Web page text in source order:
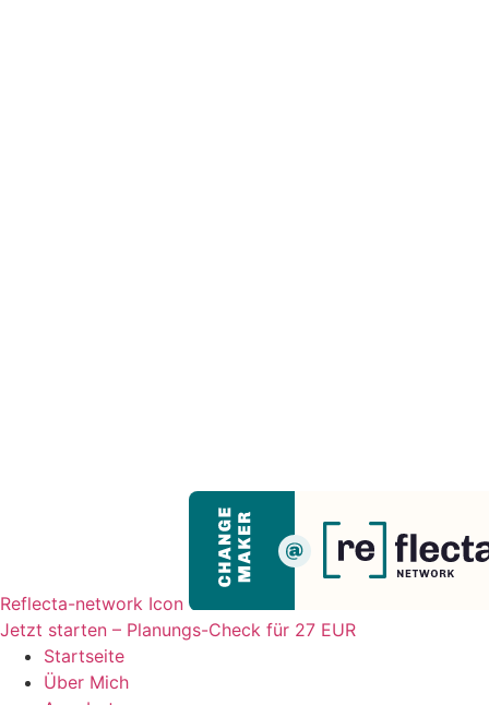
Reflecta-network Icon
Jetzt starten – Planungs-Check für 27 EUR
Startseite
Über Mich